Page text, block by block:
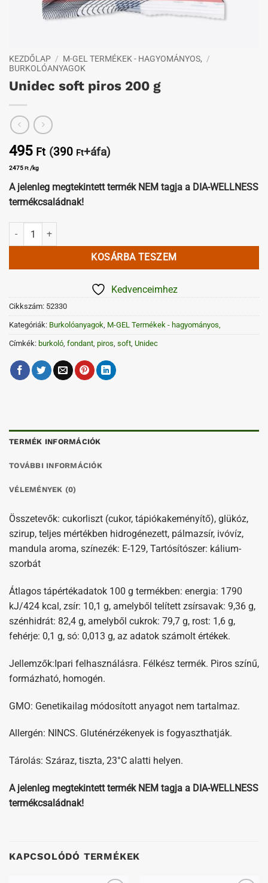
KEZDŐLAP / M-GEL TERMÉKEK - HAGYOMÁNYOS, /
BURKOLÓANYAGOK
Unidec soft piros 200 g
495 Ft (390 Ft+áfa)
2475 Ft /kg
A jelenleg megtekintett termék NEM tagja a DIA-WELLNESS
termékcsaládnak!
Unidec soft piros 200 g mennyiség
KOSÁRBA TESZEM
Kedvenceimhez
Cikkszám: 52330
Kategóriák: Burkolóanyagok, M-GEL Termékek - hagyományos,
Címkék: burkoló, fondant, piros, soft, Unidec
TERMÉK INFORMÁCIÓK
TOVÁBBI INFORMÁCIÓK
VÉLEMÉNYEK (0)
Összetevők: cukorliszt (cukor, tápiókakeményítő), glükóz,
szirup, teljes mértékben hidrogénezett, pálmazsír, ivóvíz,
mandula aroma, színezék: E-129, Tartósítószer: kálium-
szorbát
Átlagos tápértékadatok 100 g termékben: energia: 1790
kJ/424 kcal, zsír: 10,1 g, amelyből telített zsírsavak: 9,36 g,
szénhidrát: 82,4 g, amelyből cukrok: 79,7 g, rost: 1,6 g,
fehérje: 0,1 g, só: 0,013 g, az adatok számolt értékek.
Jellemzők:Ipari felhasználásra. Félkész termék. Piros színű,
formázható, homogén.
GMO: Genetikailag módosított anyagot nem tartalmaz.
Allergén: NINCS. Gluténérzékenyek is fogyaszthatják.
Tárolás: Száraz, tiszta, 23°C alatti helyen.
A jelenleg megtekintett termék NEM tagja a DIA-WELLNESS
termékcsaládnak!
KAPCSOLÓDÓ TERMÉKEK